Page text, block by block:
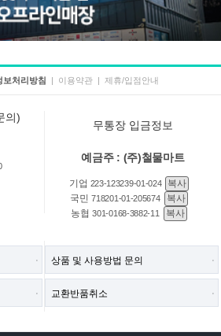
보처리방침 | 이용약관 | 제휴/입점안내
의)
무통장 입금정보
예금주 : (주)철물마트
기업 223-123239-01-024
복사
국민718201-01-205674
복사
농협301-0168-3882-11 복사
상품 및 사용방법 문의
교환반품취소